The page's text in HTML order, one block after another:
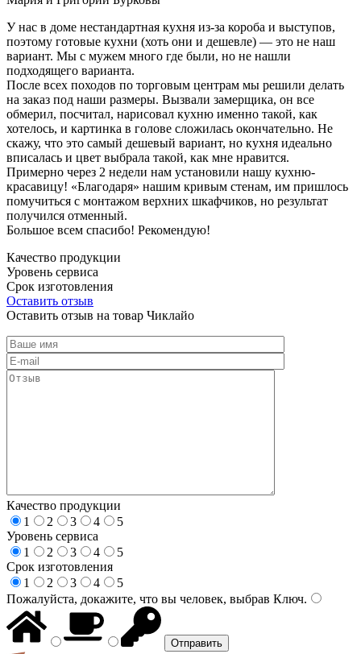
У нас в доме нестандартная кухня из-за короба и выступов,
поэтому готовые кухни (хоть они и дешевле) — это не наш
вариант. Мы с мужем много где были, но не нашли
подходящего варианта.
После всех походов по торговым центрам мы решили делать
на заказ под наши размеры. Вызвали замерщика, он все
обмерил, посчитал, нарисовал кухню именно такой, как
хотелось, и картинка в голове сложилась окончательно. Не
скажу, что это самый дешевый вариант, но кухня идеально
вписалась и цвет выбрала такой, как мне нравится.
Примерно через 2 недели нам установили нашу кухню-
красавицу! «Благодаря» нашим кривым стенам, им пришлось
помучиться с монтажом верхних шкафчиков, но результат
получился отменный.
Большое всем спасибо! Рекомендую!
Качество продукции
Уровень сервиса
Срок изготовления
Оставить отзыв
Оставить отзыв на товар Чиклайо
Качество продукции
1
2 3 4
5
Уровень сервиса
1
2 3 4
5
Срок изготовления
1
2 3 4
5
Пожалуйста, докажите, что вы человек, выбрав Ключ.